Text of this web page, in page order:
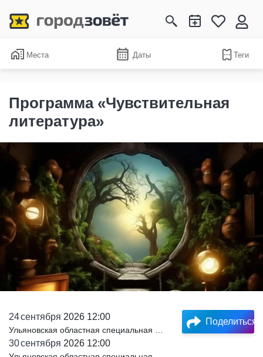
Места Даты Теги
Программа «Чувствительная
литература»
24сентября 2026 12:00
30сентября 2026 12:00
Поделиться